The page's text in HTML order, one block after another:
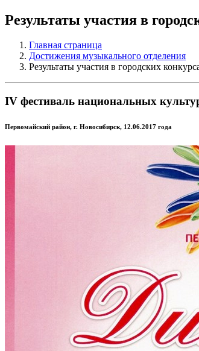
Результаты участия в
Главная страница
Достижения музыкального отделения
Результаты участия в городских
IV фестиваль национальных
Первомайский район, г. Новосибирск, 12.06.2017 года